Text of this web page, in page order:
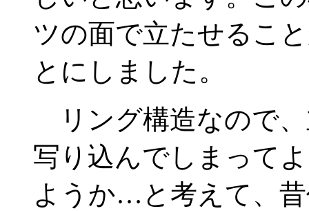
ツの面で立たせるこ
とにしました。
リング構造なので
写り込んでしまって
ようか…と考えて、